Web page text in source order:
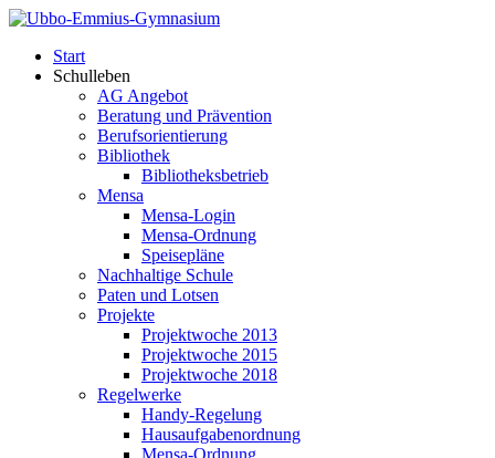
Start
Schulleben
AG Angebot
Beratung und Prävention
Berufsorientierung
Bibliothek
Bibliotheksbetrieb
Mensa
Mensa-Login
Mensa-Ordnung
Speisepläne
Nachhaltige Schule
Paten und Lotsen
Projekte
Projektwoche 2013
Projektwoche 2015
Projektwoche 2018
Regelwerke
Handy-Regelung
Hausaufgabenordnung
Mensa-Ordnung